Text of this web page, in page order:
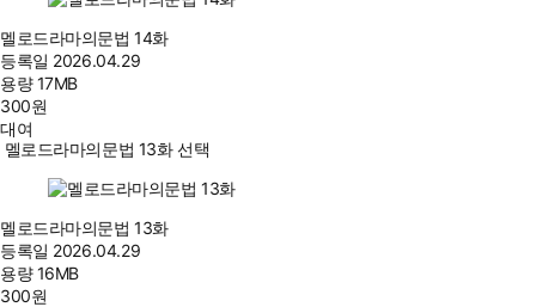
멜로드라마의문법 14화
등록일 2026.04.29
용량17MB
300원
대여
멜로드라마의문법 13화 선택
멜로드라마의문법 13화
등록일 2026.04.29
용량16MB
300원